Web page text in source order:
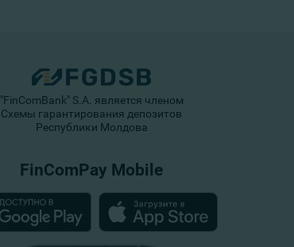
"FinComBank" S.A. является членом
Схемы гарантирования депозитов
Республики Молдова
FinComPay Mobile